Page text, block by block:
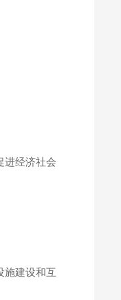
进经济社会
施建设和互